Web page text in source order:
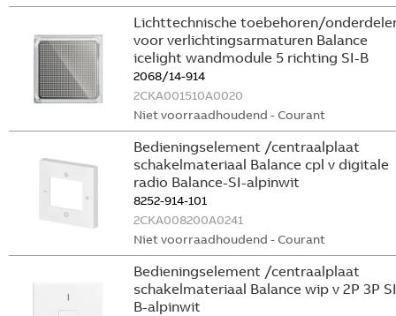
Lichttechnische toebehoren/
voor verlichtingsarmaturen Balance
icelight wandmodule 5 richting SI-B
2068/14-914
2CKA001510A0020
Niet voorraadhoudend - Courant
Bedieningselement /centraalplaat
schakelmateriaal Balance cpl v digitale
radio Balance-SI-alpinwit
8252-914-101
2CKA008200A0241
Niet voorraadhoudend - Courant
Bedieningselement /centraalplaat
schakelmateriaal Balance wip v 2P 3P
B-alpinwit